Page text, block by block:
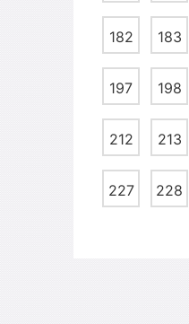
182 183
197 198
212 213
227 228